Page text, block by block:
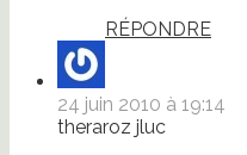
RÉPONDRE
24 juin 2010 à 19:14
theraroz jluc